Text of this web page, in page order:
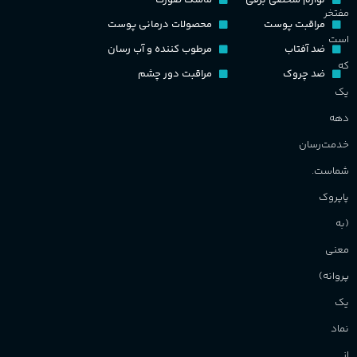
طبع
گروه بویایی
ماندگاری
آقایان
نت‌های چوبی
مفتخر
است
که
یک
دهه
خدمت‌رسان
شماست.
پاپروک
(به
معنی
پروانه)
یک
نماد
مراقبت پوست
ضد آفتاب
ضد چروک
محصولات درمانی پوست
مرطوب کننده و آب رسان
مراقبت دور چشم